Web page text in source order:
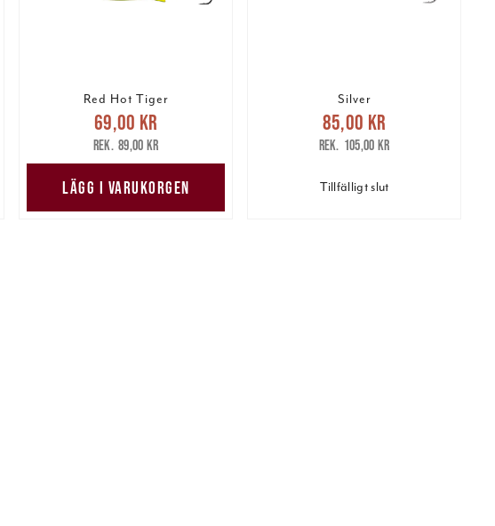
Red Hot Tiger
Nuvarande pris
69,00 krTidigare pris
89,00 kr
69,00 kr
89,00 kr
LÄGG I VARUKORGEN
Silver
Nuvarande pris
85,00 krTidigare pris
105,00 kr
85,00 kr
105,00 kr
Tillfälligt slut